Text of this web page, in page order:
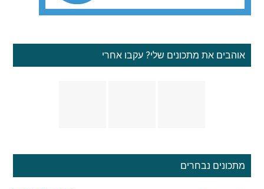
אוהבים את מתכונים שלי? עקבו אחרי
מתכונים נבחרים